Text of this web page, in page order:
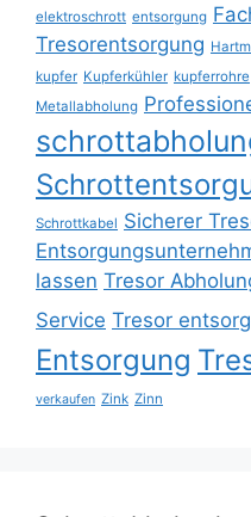
elektroschrott entsorgung
Tresorentsorgung
kupfer Kupferkühler kupferrohre
Metallabholung
Schrottkabel Sicherer
lassen Tresor
Service Tresor
Entsorgung
verkaufen Zink Zinn